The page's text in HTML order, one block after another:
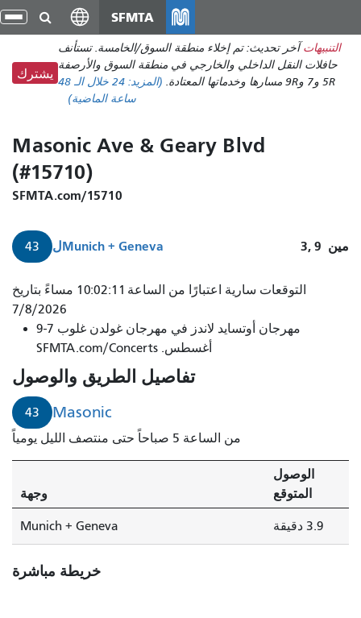
انتقل
إلى
المحتوى
الرئيسي
SFMTA
التنبيهات آخر تحديث: تم إخلاء منطقة السوق/الخامسة. تستأنف
حافلات النقل الداخلي والخارجي في منطقة السوق والأرصفة
5R و7 و9R مسارها وخدماتها المعتادة.
(المزيد: 24
خلال الـ 48
ساعة الماضية)
يشترك
Masonic Ave & Geary Blvd
(#15710)
SFMTA.com/15710
43 لMunich + Geneva 3, 9 مين
سيصل
الماسوني
رقم
خلال
3
دقائق.
التوقعات سارية اعتبارًا من الساعة 10:02:11 مساءً بتاريخ
7/8/2026
مهرجان أوتسايد لاندز في مهرجان غولدن غلوب 7-9
أغسطس. SFMTA.com/Concerts
تفاصيل الطريق والوصول
43 Masonic
من الساعة 5 صباحاً حتى منتصف الليل يومياً
وجهة
الوصول
المتوقع
Munich + Geneva 3.9 دقيقة
خريطة مباشرة